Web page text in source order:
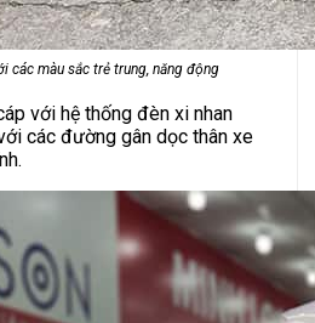
các màu sắc trẻ trung, năng động
với hệ thống đèn xi nhan
các đường gân dọc thân xe